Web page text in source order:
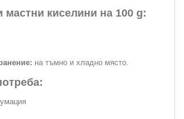
мастни киселини на 100 g:
на тъмно и хладно място.